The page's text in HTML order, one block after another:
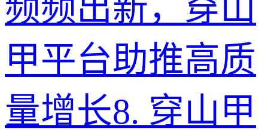
频频出新，穿山
甲平台助推高质
量增长8. 穿山甲